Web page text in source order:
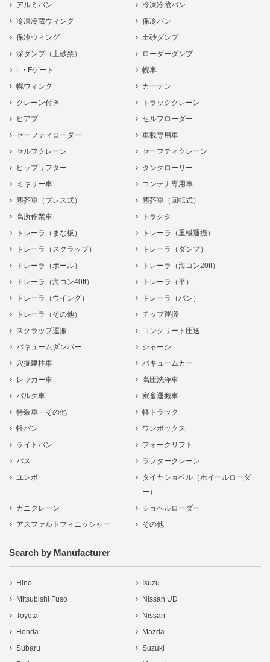
アルミバン
冷凍冷蔵バン
冷凍冷蔵ウィング
保冷バン
保冷ウィング
土砂ダンプ
深ダンプ（土砂禁）
ローダーダンプ
L・Fゲート
幌車
幌ウィング
カーテン
クレーン付き
トラッククレーン
ヒアブ
セルフローダー
セーフティローダー
車載専用車
セルフクレーン
セーフティクレーン
ヒップリフター
タンクローリー
ミキサー車
コンテナ専用車
塵芥車（プレス式）
塵芥車（回転式）
高所作業車
トラクタ
トレーラ（まな板）
トレーラ（重機運搬）
トレーラ（スクラップ）
トレーラ（ダンプ）
トレーラ（ポール）
トレーラ（海コン20ft）
トレーラ（海コン40ft）
トレーラ（平）
トレーラ（ウイング）
トレーラ（バン）
トレーラ（その他）
チップ運搬
スクラップ運搬
コンクリート圧送
バキュームダンパー
シャーシ
穴掘建柱車
バキュームカー
レッカー車
高圧洗浄車
バルク車
家畜運搬車
特装車・その他
軽トラック
軽バン
ワンボックス
ライトバン
フォークリフト
バス
ラフタークレーン
ユンボ
タイヤショベル（ホイールローダ
ー）
カニクレーン
ショベルローダー
アスファルトフィニッシャー
その他
Search by Manufacturer
Hino
Isuzu
Mitsubishi Fuso
Nissan UD
Toyota
Nissan
Honda
Mazda
Subaru
Suzuki